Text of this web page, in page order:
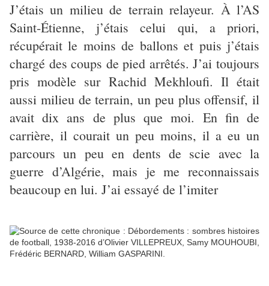
J’étais un milieu de terrain relayeur. À l’AS
Saint-Étienne, j’étais celui qui, a priori,
récupérait le moins de ballons et puis j’étais
chargé des coups de pied arrêtés. J’ai toujours
pris modèle sur Rachid Mekhloufi. Il était
aussi milieu de terrain, un peu plus offensif, il
avait dix ans de plus que moi. En fin de
carrière, il courait un peu moins, il a eu un
parcours un peu en dents de scie avec la
guerre d’Algérie, mais je me reconnaissais
beaucoup en lui. J’ai essayé de l’imiter